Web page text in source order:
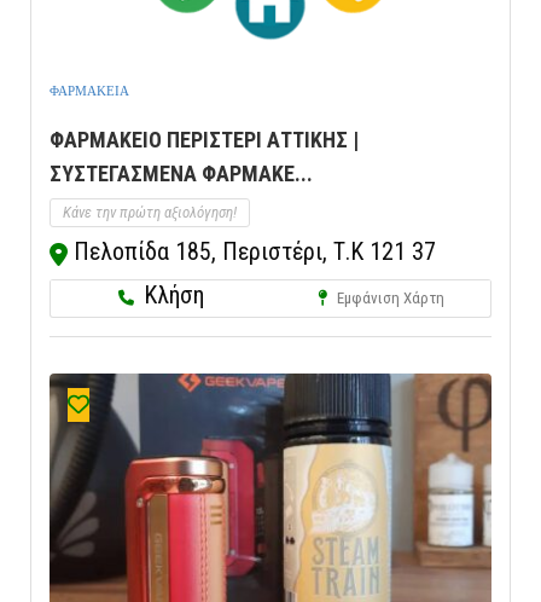
ΦΑΡΜΑΚΕΙΑ
ΦΑΡΜΑΚΕΙΟ ΠΕΡΙΣΤΕΡΙ ΑΤΤΙΚΗΣ |
ΣΥΣΤΕΓΑΣΜΕΝΑ ΦΑΡΜΑΚΕ...
Κάνε την πρώτη αξιολόγηση!
Πελοπίδα 185, Περιστέρι, Τ.Κ 121 37
Κλήση
Εμφάνιση Χάρτη